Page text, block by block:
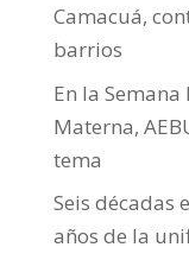
Camacuá,
barrios
En la
Materna,
tema
Seis décadas
años de la